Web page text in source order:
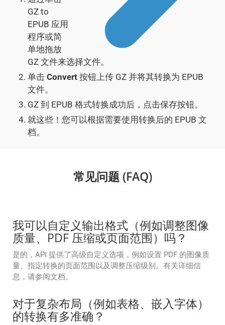
GZ to
EPUB 应用
程序或简
单地拖放
GZ 文件来选择文件。
单击 Convert 按钮上传 GZ 并将其转换为 EPUB
文件。
GZ 到 EPUB 格式转换成功后，点击保存按钮。
就这些！您可以根据需要使用转换后的 EPUB 文
档。
常见问题 (FAQ)
我可以自定义输出格式（例如调整图像
质量、PDF 压缩或页面范围）吗？
是的，API 提供了高级自定义选项，例如设置 PDF 的图像质
量、指定转换的页面范围以及调整压缩级别。有关详细信
息，请参阅文档。
对于复杂布局（例如表格、嵌入字体）
的转换有多准确？